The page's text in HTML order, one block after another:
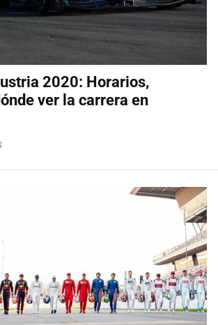
2020: Horarios,
ver la carrera en